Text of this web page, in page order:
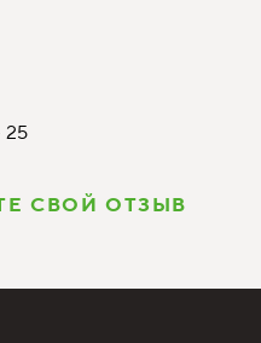
25
СВОЙ ОТЗЫВ